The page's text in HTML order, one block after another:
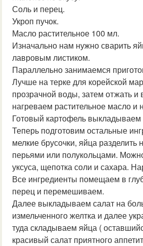
Соль и перец.
Укроп пучок.
Масло растительное 100 мл.
Изначально нам нужно сварить
лавровым листиком.
Параллельно занимаемся
Лучше на терке для корейской
прозрачной воды, затем отжать
нагреваем растительное масло
Готовый картофель
Теперь подготовим остальные
мелкие брусочки, яйца разделить
перьями или полукольцами.
уксуса, щепотка соли и сахара.
Все ингредиенты помещаем в
перец и перемешиваем.
Далее выкладываем салат на
измельченного желтка и далее
туда складываем яйца (
красивый салат приятного